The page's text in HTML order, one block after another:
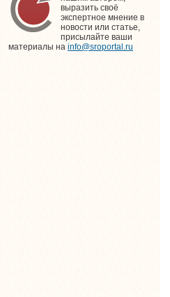
выразить своё
экспертное мнение в
новости или статье,
присылайте ваши
материалы на info@sroportal.ru